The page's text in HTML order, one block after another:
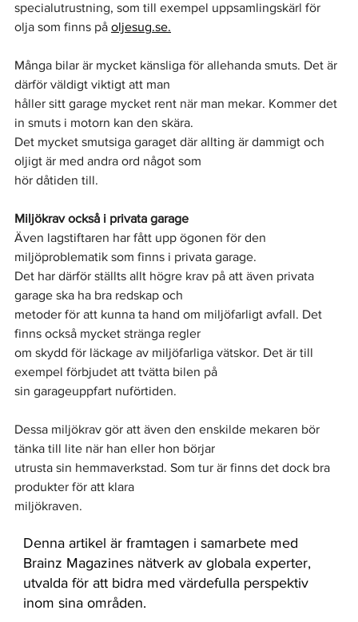
specialutrustning, som till exempel uppsamlingskärl för
olja som finns på oljesug.se.
Många bilar är mycket känsliga för allehanda smuts. Det är
därför väldigt viktigt att man
håller sitt garage mycket rent när man mekar. Kommer det
in smuts i motorn kan den skära.
Det mycket smutsiga garaget där allting är dammigt och
oljigt är med andra ord något som
hör dåtiden till.
Miljökrav också i privata garage
Även lagstiftaren har fått upp ögonen för den
miljöproblematik som finns i privata garage.
Det har därför ställts allt högre krav på att även privata
garage ska ha bra redskap och
metoder för att kunna ta hand om miljöfarligt avfall. Det
finns också mycket stränga regler
om skydd för läckage av miljöfarliga vätskor. Det är till
exempel förbjudet att tvätta bilen på
sin garageuppfart nuförtiden.
Dessa miljökrav gör att även den enskilde mekaren bör
tänka till lite när han eller hon börjar
utrusta sin hemmaverkstad. Som tur är finns det dock bra
produkter för att klara
miljökraven.
Denna artikel är framtagen i samarbete med
Brainz Magazines nätverk av globala experter,
utvalda för att bidra med värdefulla perspektiv
inom sina områden.